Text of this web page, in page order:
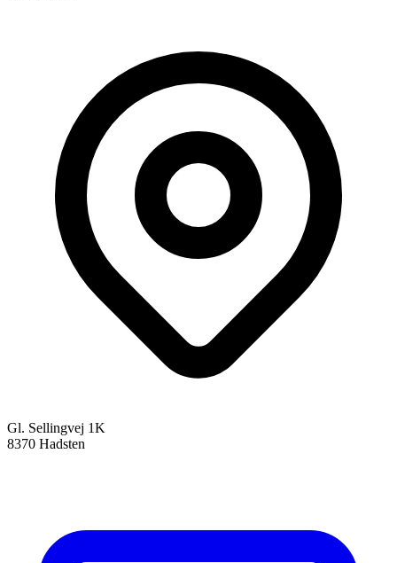
Gl. Sellingvej 1K
8370 Hadsten